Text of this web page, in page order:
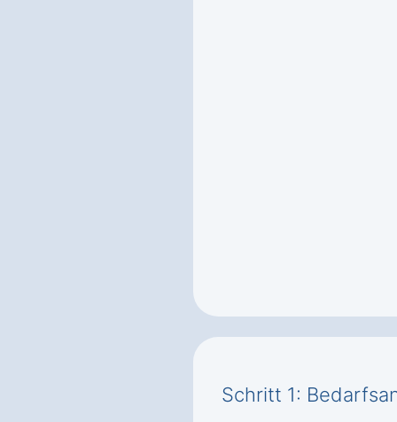
Schritt 1: